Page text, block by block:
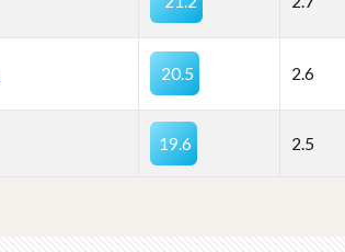
20.5 2.6
19.6 2.5